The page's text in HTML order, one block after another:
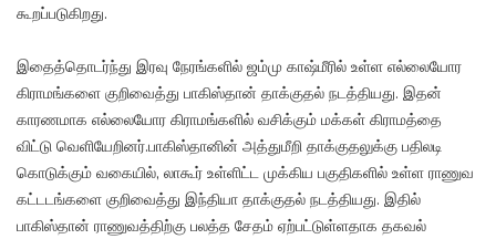
கூறப்படுகிறது.
இதைத்தொடர்ந்து இரவு நேரங்களில் ஜம்மு காஷ்மீரில் உள்ள எல்லையோர
கிராமங்களை குறிவைத்து பாகிஸ்தான் தாக்குதல் நடத்தியது. இதன்
காரணமாக எல்லையோர கிராமங்களில் வசிக்கும் மக்கள் கிராமத்தை
விட்டு வெளியேறினர்.பாகிஸ்தானின் அத்துமீறி தாக்குதலுக்கு பதிலடி
கொடுக்கும் வகையில், லாகூர் உள்ளிட்ட முக்கிய பகுதிகளில் உள்ள ராணுவ
கட்டடங்களை குறிவைத்து இந்தியா தாக்குதல் நடத்தியது. இதில்
பாகிஸ்தான் ராணுவத்திற்கு பலத்த சேதம் ஏற்பட்டுள்ளதாக தகவல்